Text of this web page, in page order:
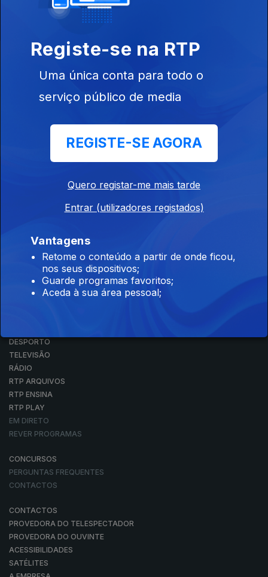
Instale a aplicaçãoRTP Play
Disponível para iOS, Android, Apple TV, Android TV e
DESPORTO
TELEVISÃO
RÁDIO
RTP ARQUIVOS
RTP ENSINA
RTP PLAY
EM DIRETO
REVER PROGRAMAS
CONCURSOS
PERGUNTAS FREQUENTES
CONTACTOS
CONTACTOS
PROVEDORA DO TELESPECTADOR
PROVEDORA DO OUVINTE
ACESSIBILIDADES
SATÉLITES
Registe-se na RTP
Uma única conta para todo o
serviço público de media
REGISTE-SE AGORA
Quero registar-me mais tarde
Entrar (utilizadores registados)
Vantagens
Retome o conteúdo a partir de onde ficou,
nos seus dispositivos;
Guarde programas favoritos;
Aceda à sua área pessoal;